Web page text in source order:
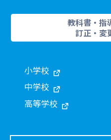
教科書・指
訂正・変
小学校
中学校
高等学校